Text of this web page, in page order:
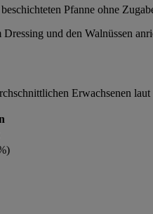
Pfanne ohne
und den Walnüssen
Erwachsenen